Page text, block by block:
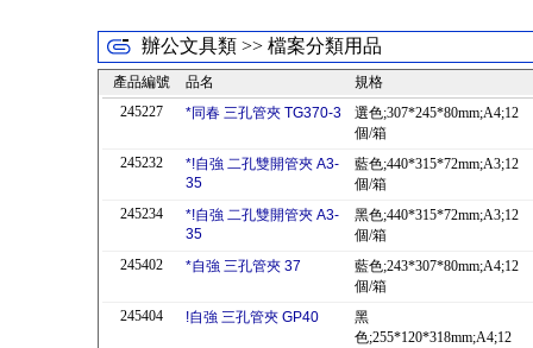
辦公文具類 >> 檔案分類用品
產品編號 品名
規格
245227
*同春 三孔管夾 TG370-3
選色;307*245*80mm;A4;12
個/箱
245232
*!自強 二孔雙開管夾 A3-
35
藍色;440*315*72mm;A3;12
個/箱
245234
*!自強 二孔雙開管夾 A3-
35
黑色;440*315*72mm;A3;12
個/箱
245402
*自強 三孔管夾 37
藍色;243*307*80mm;A4;12
個/箱
245404
!自強 三孔管夾 GP40
黑
色;255*120*318mm;A4;12